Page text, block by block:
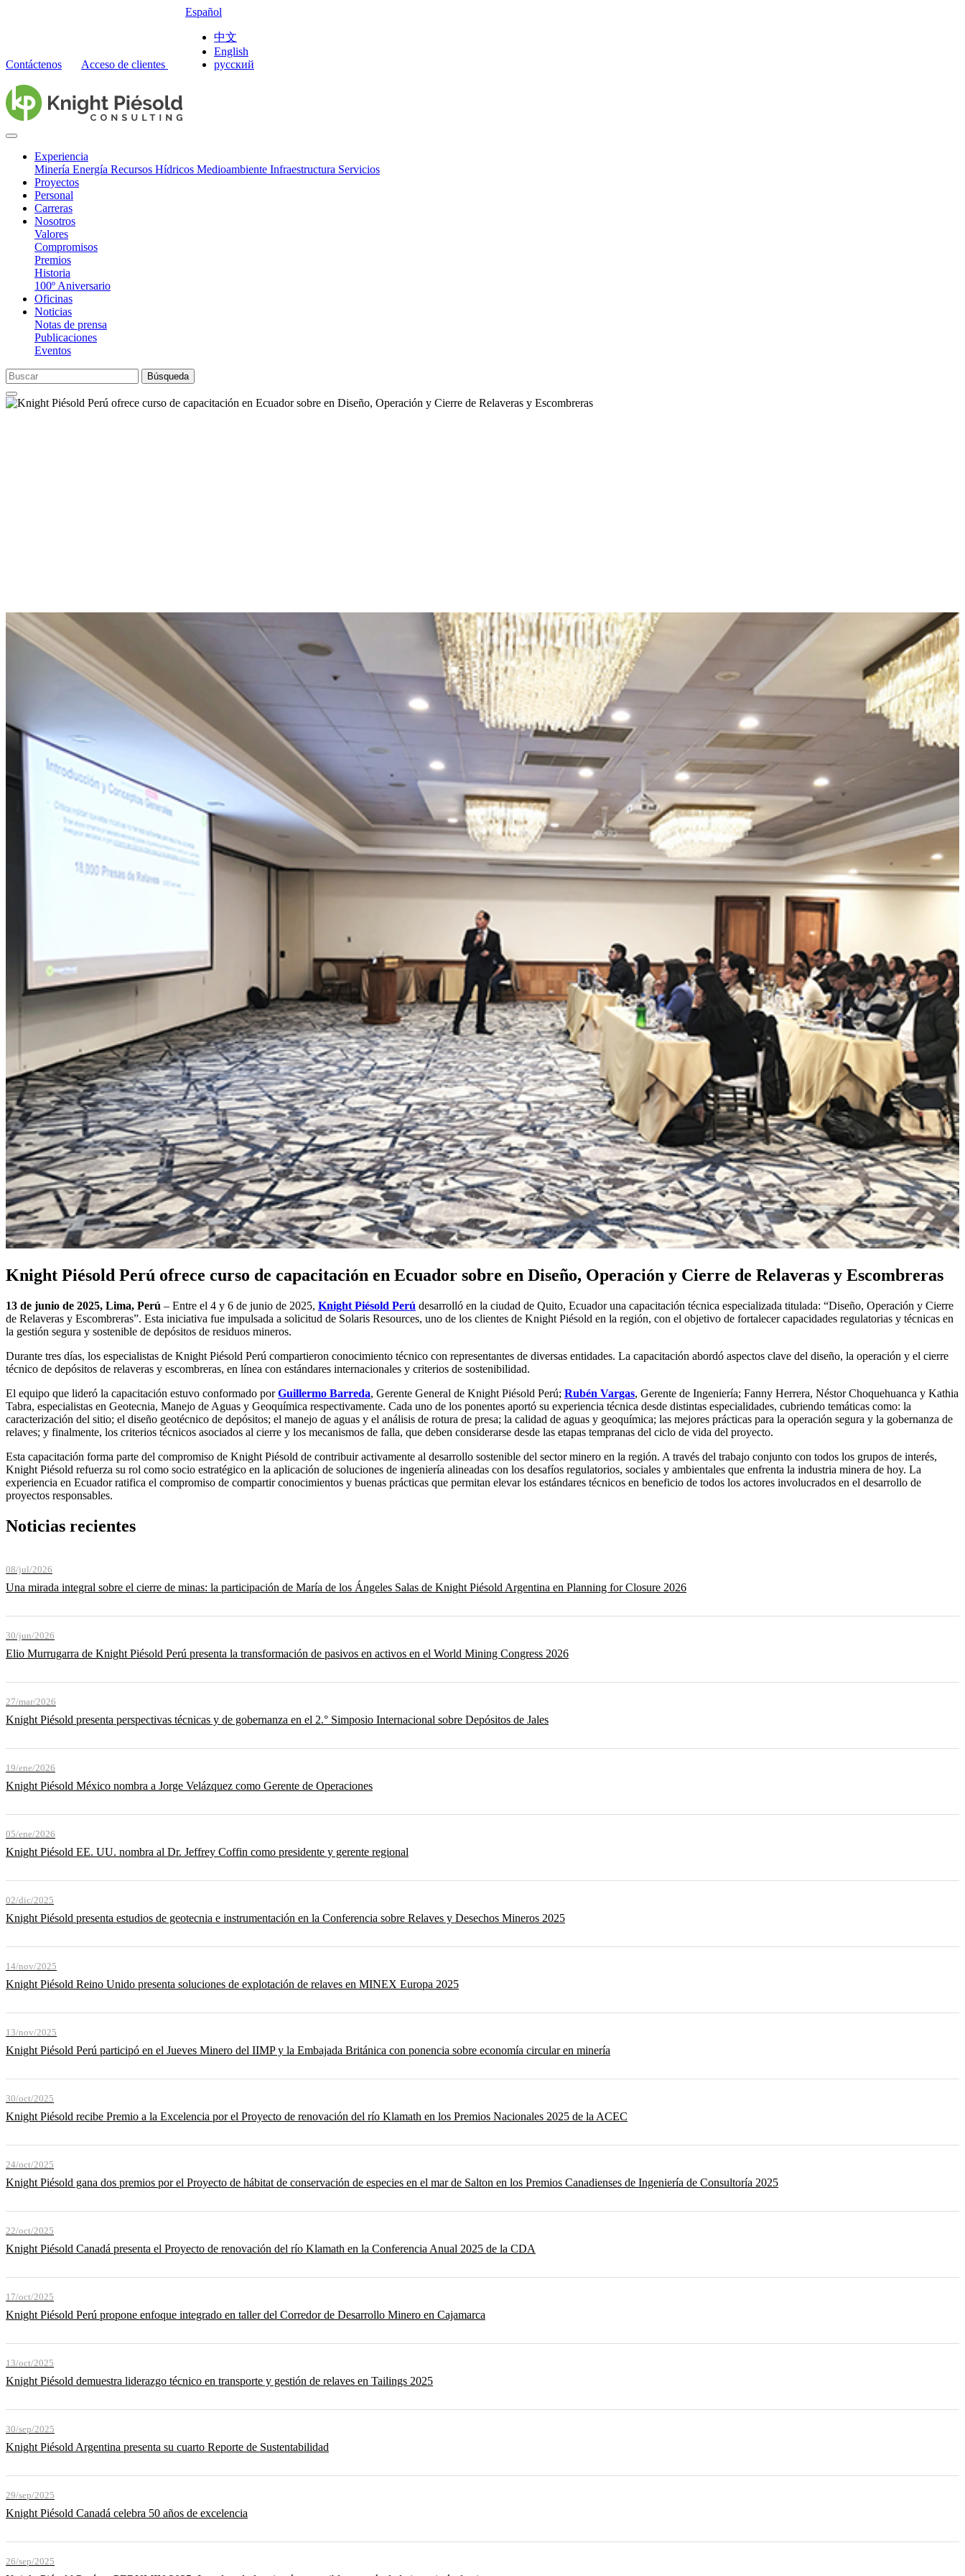
Contáctenos Acceso de clientes
Español
中文
English
русский
Experiencia
Minería Energía Recursos Hídricos Medioambiente Infraestructura Servicios
Proyectos
Personal
Carreras
Nosotros
Valores
Compromisos
Premios
Historia
100º Aniversario
Oficinas
Noticias
Notas de prensa
Publicaciones
Eventos
Búsqueda
Knight Piésold Perú ofrece curso de capacitación en Ecuador sobre en Diseño, Operación y Cierre de Relaveras y Escombreras
13 de junio de 2025, Lima, Perú – Entre el 4 y 6 de junio de 2025, Knight Piésold Perú desarrolló en la ciudad de Quito, Ecuador una capacitación técnica especializada titulada: “Diseño, Operación y Cierre
de Relaveras y Escombreras”. Esta iniciativa fue impulsada a solicitud de Solaris Resources, uno de los clientes de Knight Piésold en la región, con el objetivo de fortalecer capacidades regulatorias y técnicas en
la gestión segura y sostenible de depósitos de residuos mineros.
Durante tres días, los especialistas de Knight Piésold Perú compartieron conocimiento técnico con representantes de diversas entidades. La capacitación abordó aspectos clave del diseño, la operación y el cierre
técnico de depósitos de relaveras y escombreras, en línea con estándares internacionales y criterios de sostenibilidad.
El equipo que lideró la capacitación estuvo conformado porGuillermo Barreda, Gerente General de Knight Piésold Perú; Rubén Vargas, Gerente de Ingeniería; Fanny Herrera, Néstor Choquehuanca y Kathia
Tabra, especialistas en Geotecnia, Manejo de Aguas y Geoquímica respectivamente. Cada uno de los ponentes aportó su experiencia técnica desde distintas especialidades, cubriendo temáticas como: la
caracterización del sitio; el diseño geotécnico de depósitos; el manejo de aguas y el análisis de rotura de presa; la calidad de aguas y geoquímica; las mejores prácticas para la operación segura y la gobernanza de
relaves; y finalmente, los criterios técnicos asociados al cierre y los mecanismos de falla, que deben considerarse desde las etapas tempranas del ciclo de vida del proyecto.
Esta capacitación forma parte del compromiso de Knight Piésold de contribuir activamente al desarrollo sostenible del sector minero en la región. A través del trabajo conjunto con todos los grupos de interés,
Knight Piésold refuerza su rol como socio estratégico en la aplicación de soluciones de ingeniería alineadas con los desafíos regulatorios, sociales y ambientales que enfrenta la industria minera de hoy. La
experiencia en Ecuador ratifica el compromiso de compartir conocimientos y buenas prácticas que permitan elevar los estándares técnicos en beneficio de todos los actores involucrados en el desarrollo de
proyectos responsables.
Noticias recientes
08/jul/2026
Una mirada integral sobre el cierre de minas: la participación de María de los Ángeles Salas de Knight Piésold Argentina en Planning for Closure 2026
30/jun/2026
Elio Murrugarra de Knight Piésold Perú presenta la transformación de pasivos en activos en el World Mining Congress 2026
27/mar/2026
Knight Piésold presenta perspectivas técnicas y de gobernanza en el 2.° Simposio Internacional sobre Depósitos de Jales
19/ene/2026
Knight Piésold México nombra a Jorge Velázquez como Gerente de Operaciones
05/ene/2026
Knight Piésold EE. UU. nombra al Dr. Jeffrey Coffin como presidente y gerente regional
02/dic/2025
Knight Piésold presenta estudios de geotecnia e instrumentación en la Conferencia sobre Relaves y Desechos Mineros 2025
14/nov/2025
Knight Piésold Reino Unido presenta soluciones de explotación de relaves en MINEX Europa 2025
13/nov/2025
Knight Piésold Perú participó en el Jueves Minero del IIMP y la Embajada Británica con ponencia sobre economía circular en minería
30/oct/2025
Knight Piésold recibe Premio a la Excelencia por el Proyecto de renovación del río Klamath en los Premios Nacionales 2025 de la ACEC
24/oct/2025
Knight Piésold gana dos premios por el Proyecto de hábitat de conservación de especies en el mar de Salton en los Premios Canadienses de Ingeniería de Consultoría 2025
22/oct/2025
Knight Piésold Canadá presenta el Proyecto de renovación del río Klamath en la Conferencia Anual 2025 de la CDA
17/oct/2025
Knight Piésold Perú propone enfoque integrado en taller del Corredor de Desarrollo Minero en Cajamarca
13/oct/2025
Knight Piésold demuestra liderazgo técnico en transporte y gestión de relaves en Tailings 2025
30/sep/2025
Knight Piésold Argentina presenta su cuarto Reporte de Sustentabilidad
29/sep/2025
Knight Piésold Canadá celebra 50 años de excelencia
26/sep/2025